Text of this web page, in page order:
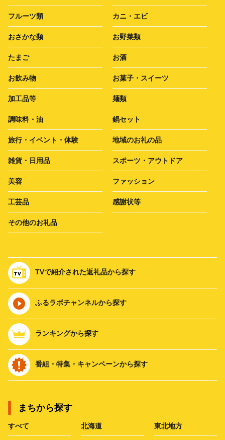
フルーツ類 カニ・エビ
おさかな類 お野菜類
たまご お酒
お飲み物 お菓子・スイーツ
加工品等 麺類
調味料・油 鍋セット
旅行・イベント・体験 地域のお礼の品
雑貨・日用品 スポーツ・アウトドア
美容 ファッション
工芸品 感謝状等
その他のお礼品
TVで紹介された返礼品から探す
ふるラボチャンネルから探す
ランキングから探す
番組・特集・キャンペーンから探す
まちから探す
すべて 北海道 東北地方